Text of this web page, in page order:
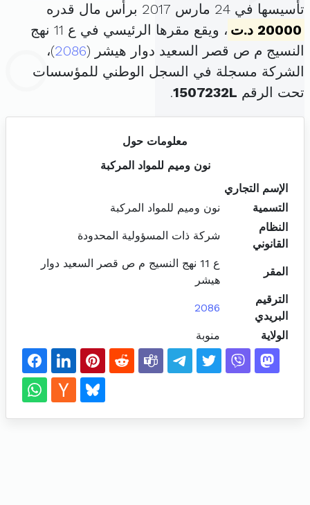
تأسيسها في 24 مارس 2017 برأس مال قدره
20000 د.ت
، ويقع مقرها الرئيسي في ع 11 نهج
النسيج م ص قصر السعيد دوار هيشر (2086)،
الشركة مسجلة في السجل الوطني للمؤسسات
تحت الرقم 1507232L
.
معلومات حول
نون وميم للمواد المركبة
الإسم التجاري
التسمية
نون وميم للمواد المركبة
النظام
القانوني
شركة ذات المسؤولية المحدودة
المقر
ع 11 نهج النسيج م ص قصر السعيد دوار
هيشر
الترقيم
البريدي
2086
الولاية منوبة